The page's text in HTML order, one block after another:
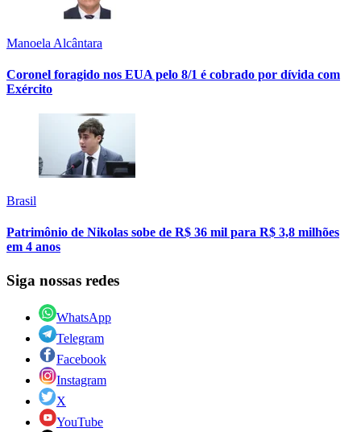
Manoela Alcântara
Coronel foragido nos EUA pelo 8/1 é cobrado por dívida com
Exército
Brasil
Patrimônio de Nikolas sobe de R$ 36 mil para R$ 3,8 milhões
em 4 anos
Siga nossas redes
WhatsApp
Telegram
Facebook
Instagram
X
YouTube